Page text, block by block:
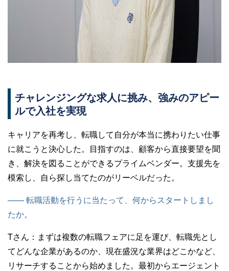
チャレンジングな求人に挑み、強みのアピー
ルで入社を実現
キャリアを再考し、転職して自分が本当に携わりたい仕事
に就こうと決心した。目指すのは、顧客から直接要望を聞
き、解決を図ることができるプライムベンダー。支援先を
模索し、自ら探し当てたのがリーベルだった。
—— 転職活動を行うに当たって、何からスタートしまし
たか。
Tさん： まずは複数の転職フェアに足を運び、転職先とし
てどんな企業があるのか、現在盛況な業界はどこかなど、
リサーチすることから始めました。最初からエージェント